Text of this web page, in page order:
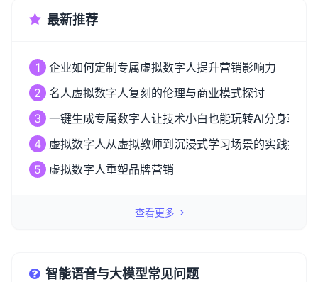
最新推荐
1
企业如何定制专属虚拟数字人提升营销影响力
2
名人虚拟数字人复刻的伦理与商业模式探讨
3 一键生成专属数字人让技术小白也能玩转AI分身革命
4 虚拟数字人从虚拟教师到沉浸式学习场景的实践探索
5
虚拟数字人重塑品牌营销
查看更多
智能语音与大模型常见问题